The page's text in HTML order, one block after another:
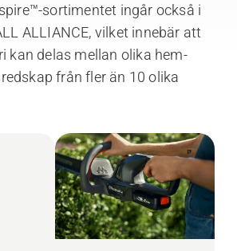
sortimentet ingår också i
ALLIANCE, vilket innebär att
kan delas mellan olika hem-
från fler än 10 olika